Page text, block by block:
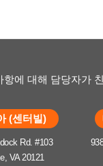
항에 대해 담당자가
(센터빌)
Rd. #103
VA 20121